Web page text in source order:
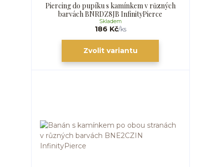
Piercing do pupíku s kamínkem v různých
barvách BNRDZ8JB InfinityPierce
186 Kč/ks
Skladem
Zvolit variantu